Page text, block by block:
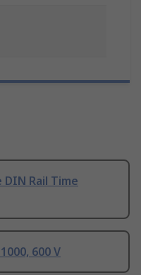
Rail Time
600 V